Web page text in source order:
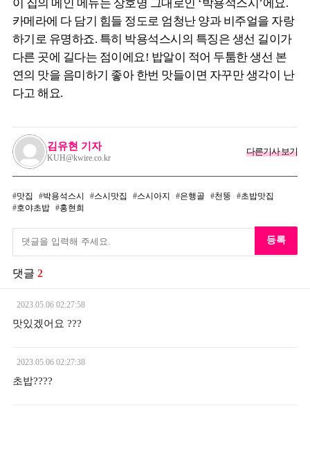
이 집의 메인 메뉴는 상호명 그대로인 ‘박용석스시’에요.
카메라에 다 담기 힘들 정도로 엄청난 양과 비주얼을 자랑
하기로 유명하죠. 특히 박용석스시의 특징은 생선 길이가
다른 곳에 길다는 점이에요! 밥알이 적어 두툼한 생선 본
연의 맛을 음미하기 좋아 한번 맛들이면 자꾸만 생각이 난
다고 해요.
김유현 기자
KUH@kwire.co.kr
다른기사 보기
맛집 박용석스시 스시맛집 스시아지 은행골 천뚱
초밥맛집
호야초밥
홍현희
등록
댓글 2
2023.05.06 02:27:58
맛있겠어요 ???
2023.05.06 02:27:38
초밥????